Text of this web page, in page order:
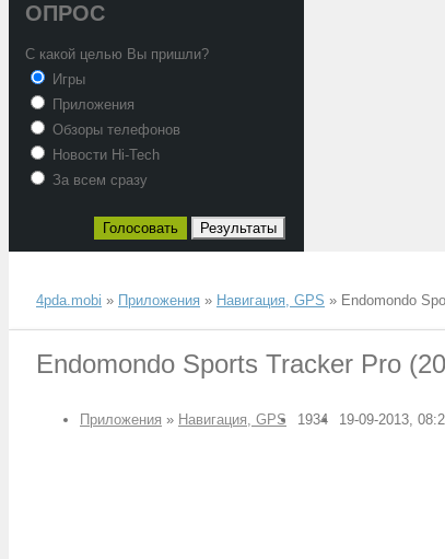
ОПРОС
С какой целью Вы пришли?
Игры
Приложения
Обзоры телефонов
Новости Hi-Tech
За всем сразу
Голосовать Результаты
4pda.mobi » Приложения » Навигация, GPS » Endomondo
Endomondo Sports Tracker Pro
Приложения » Навигация, GPS 1934 19-09-2013,